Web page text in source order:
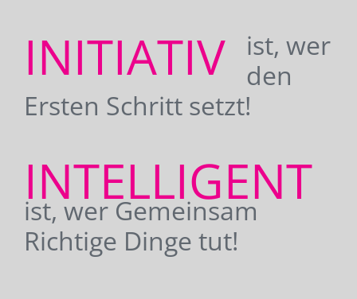
INITIATIV
ist, wer
den
Ersten Schritt setzt!
INTELLIGENT
ist, wer Gemeinsam
Richtige Dinge tut!